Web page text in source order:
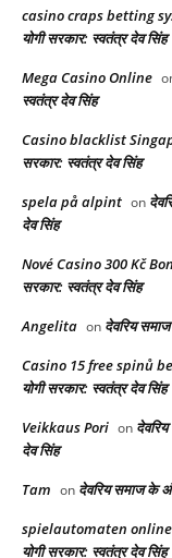
casino craps betting
योगी सरकार: स्वतंत्र देव सिंह
Mega Casino Online
स्वतंत्र देव सिंह
Casino blacklist
सरकार: स्वतंत्र देव सिंह
spela på alpint on
देव सिंह
Nové Casino 300 Kč
सरकार: स्वतंत्र देव सिंह
Angelita on देवरिय
Casino 15 free spinů
योगी सरकार: स्वतंत्र देव सिंह
Veikkaus Pori on
देव सिंह
Tam on देवरिय समाज के
spielautomaten online
योगी सरकार: स्वतंत्र देव सिंह